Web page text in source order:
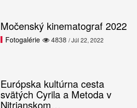
Močenský kinematograf 2022
4838
Fotogalérie / Júl 22, 2022
Európska kultúrna cesta
svätých Cyrila a Metoda v
Nitrianskom…